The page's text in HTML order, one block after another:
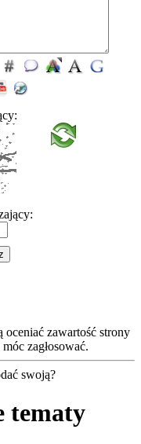
zawartość strony
zagłosować.
swoją?
tematy